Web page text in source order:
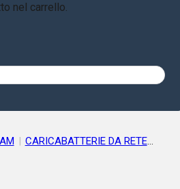
nel carrello.
| CARICABATTERIE DA RETE